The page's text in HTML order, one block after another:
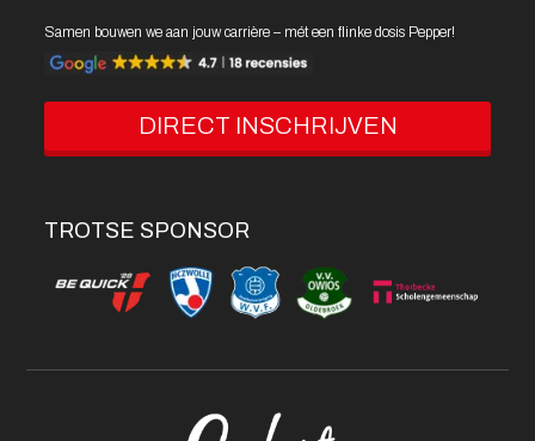
Samen bouwen we aan jouw carrière – mét een flinke dosis Pepper!
DIRECT INSCHRIJVEN
TROTSE SPONSOR